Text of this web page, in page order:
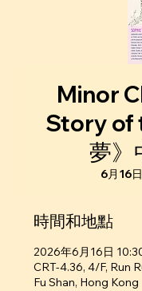
Minor
Story of
夢》
6月16
時間和地點
2026年6月16日
CRT-4.36, 4/F, Run
Fu Shan, Hong Kong